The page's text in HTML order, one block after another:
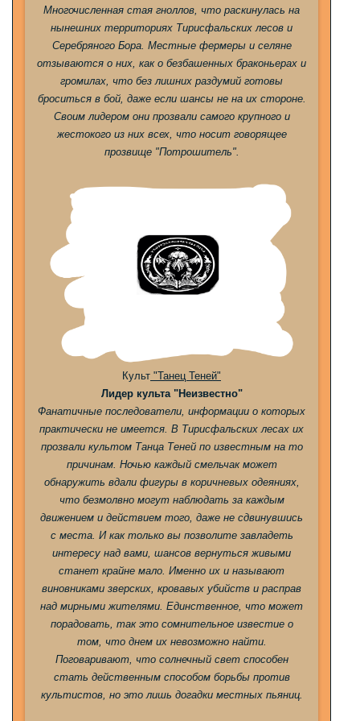
Многочисленная стая гноллов, что раскинулась на
нынешних территориях Тирисфальских лесов и
Серебряного Бора. Местные фермеры и селяне
отзываются о них, как о безбашенных браконьерах и
громилах, что без лишних раздумий готовы
броситься в бой, даже если шансы не на их стороне.
Своим лидером они прозвали самого крупного и
жестокого из них всех, что носит говорящее
прозвище "Потрошитель".
Культ "Танец Теней"
Лидер культа "Неизвестно"
Фанатичные последователи, информации о которых
практически не имеется. В Тирисфальских лесах их
прозвали культом Танца Теней по известным на то
причинам. Ночью каждый смельчак может
обнаружить вдали фигуры в коричневых одеяниях,
что безмолвно могут наблюдать за каждым
движением и действием того, даже не сдвинувшись
с места. И как только вы позволите завладеть
интересу над вами, шансов вернуться живыми
станет крайне мало. Именно их и называют
виновниками зверских, кровавых убийств и расправ
над мирными жителями. Единственное, что может
порадовать, так это сомнительное известие о
том, что днем их невозможно найти.
Поговаривают, что солнечный свет способен
стать действенным способом борьбы против
культистов, но это лишь догадки местных пьяниц.